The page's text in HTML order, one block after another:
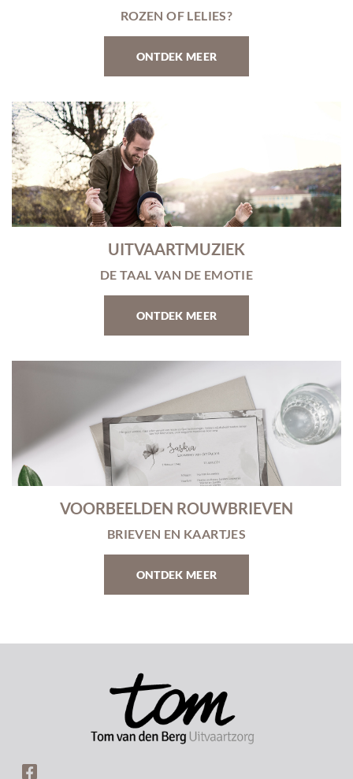
ROZEN OF LELIES?
ONTDEK MEER
UITVAARTMUZIEK
DE TAAL VAN DE EMOTIE
ONTDEK MEER
VOORBEELDEN ROUWBRIEVEN
BRIEVEN EN KAARTJES
ONTDEK MEER